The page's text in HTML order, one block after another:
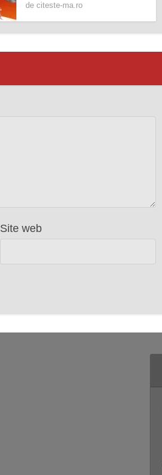
de citeste-ma.ro
Site web